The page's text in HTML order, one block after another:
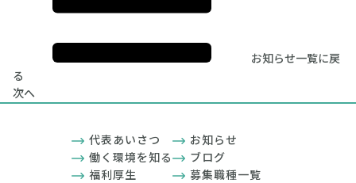
お知らせ一覧に戻
る
次へ
代表あいさつ
働く環境を知る
福利厚生
お知らせ
ブログ
募集職種一覧